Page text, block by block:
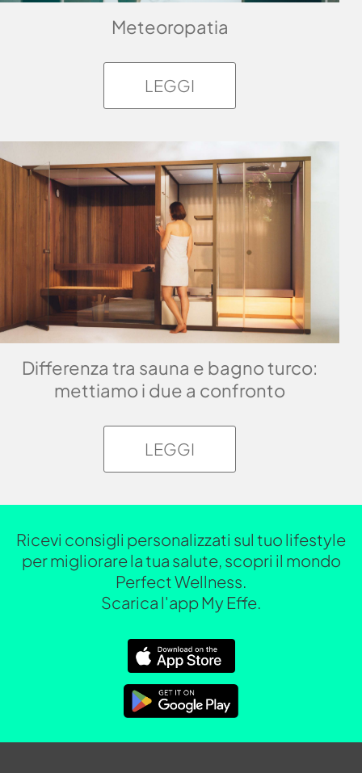
Meteoropatia
LEGGI
Differenza tra sauna e bagno turco:
mettiamo i due a confronto
LEGGI
Ricevi consigli personalizzati sul tuo lifestyle
per migliorare la tua salute, scopri il mondo
Perfect Wellness.
Scarica l'app My Effe.